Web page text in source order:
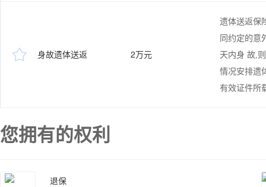
 身故遗体送返 2万元
遗体送返保
同约定的意
天内身 故,
情况安排遗
有效证件所
您拥有的权利
退保